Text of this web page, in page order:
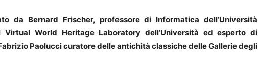
da Bernard Frischer, professore di Informatica dell’Università
Virtual World Heritage Laboratory dell’Università ed esperto di
Paolucci curatore delle antichità classiche delle Gallerie degli